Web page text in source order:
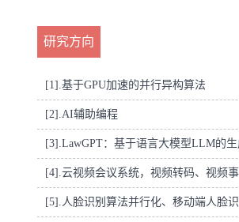
研究方向
[1].基于GPU加速的并行异构算法
[2].AI辅助编程
[3].LawGPT：基于语言大模型LLM的
[4].云视频会议系统，视频转码、视频
[5].人脸识别算法并行化、移动端人脸